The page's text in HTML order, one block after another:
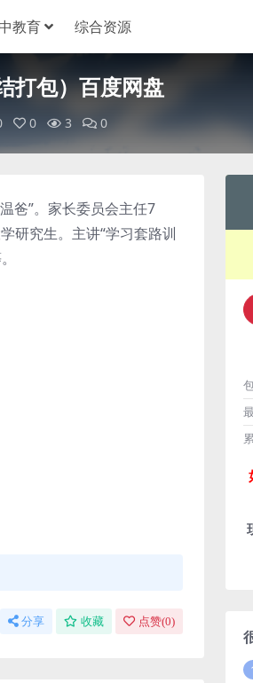
教育 综合资源
打包）百度网盘
0 3 0
爸”。家长委员会主任7
研究生。主讲“学习套路训
分享 收藏 点赞(0)